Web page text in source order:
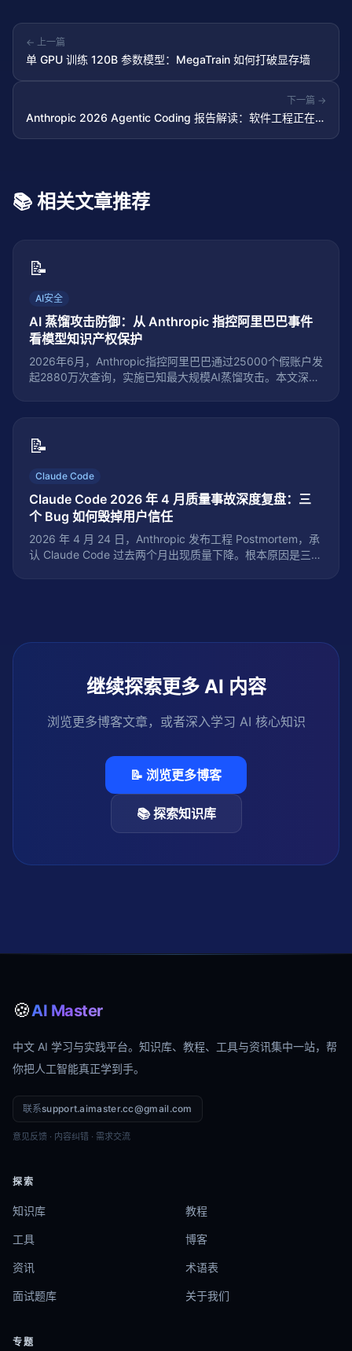
← 上一篇
单 GPU 训练 120B 参数模型：MegaTrain 如何打破显存墙
下一篇 →
Anthropic 2026 Agentic Coding 报告解读：软件工程正在从
📚 相关文章推荐
📝
AI安全
AI 蒸馏攻击防御：从 Anthropic 指控阿里巴巴事件
看模型知识产权保护
2026年6月，Anthropic指控阿里巴巴通过25000个假账户发
起2880万次查询，实施已知最大规模AI蒸馏攻击。本文深度
📝
Claude Code
Claude Code 2026 年 4 月质量事故深度复盘：三
个 Bug 如何毁掉用户信任
2026 年 4 月 24 日，Anthropic 发布工程 Postmortem，承
认 Claude Code 过去两个月出现质量下降。根本原因是三个
继续探索更多 AI 内容
浏览更多博客文章，或者深入学习 AI 核心知识
📝 浏览更多博客
📚 探索知识库
🍪AI Master
中文 AI 学习与实践平台。知识库、教程、工具与资讯集中一站，帮
你把人工智能真正学到手。
联系support.aimaster.cc@gmail.com
意见反馈 · 内容纠错 · 需求交流
探索
知识库 教程
工具 博客
资讯 术语表
面试题库 关于我们
专题